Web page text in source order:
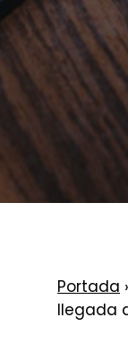
Portada
llegada